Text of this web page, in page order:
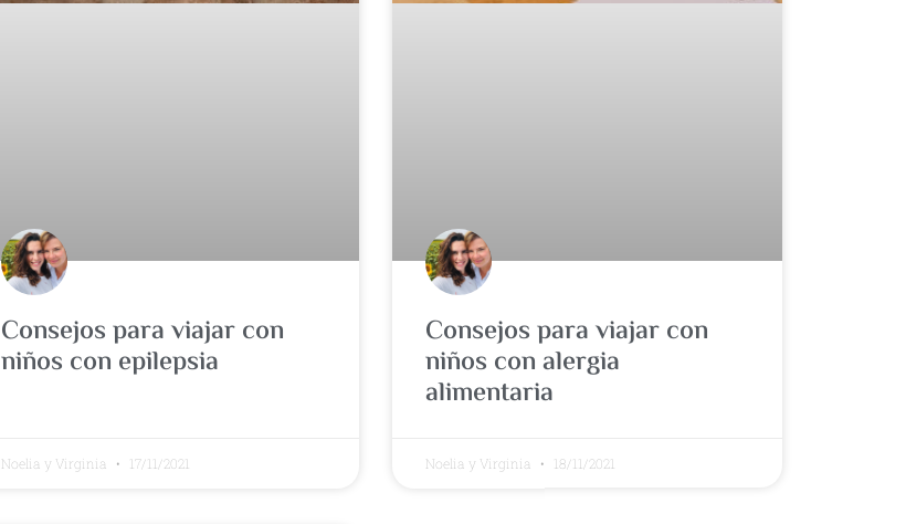
Consejos para viajar con
niños con epilepsia
Noelia y Virginia 17/11/2021
Consejos para viajar con
niños con alergia
alimentaria
Noelia y Virginia 18/11/2021